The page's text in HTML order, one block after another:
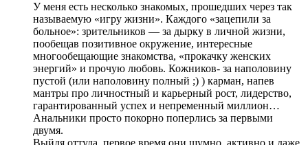
У меня есть несколько знакомых, прошедших через так
называемую «игру жизни». Каждого «зацепили за
больное»: зрительников — за дырку в личной жизни,
пообещав позитивное окружение, интересные
многообещающие знакомства, «прокачку женских
энергий» и прочую любовь. Кожников- за наполовину
пустой (или наполовину полный ;) ) карман, напев
мантры про личностный и карьерный рост, лидерство,
гарантированный успех и непременный миллион…
Анальники просто покорно поперлись за первыми
двумя.